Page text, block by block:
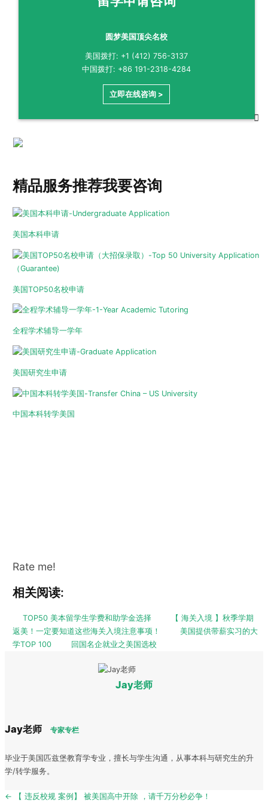
圆梦美国顶尖名校
美国拨打: +1 (412) 756-3137
中国拨打: +86 191-2318-4284
立即在线咨询 >
精品服务推荐我要咨询
美国本科申请
美国TOP50名校申请
全程学术辅导一学年
美国研究生申请
中国本科转学美国
Rate me!
相关阅读:
TOP50 美本留学生学费和助学金选择
【 海关入境 】秋季学期
返美！一定要知道这些海关入境注意事项！
美国提供带薪实习的大
学TOP 100
回国名企就业之美国选校
Jay老师
Jay老师 专家专栏
毕业于美国匹兹堡教育学专业，擅长与学生沟通，从事本科与研究生的升
学/转学服务。
Post
← 【 违反校规 案例】 被美国高中开除 ，请千万分秒必争！